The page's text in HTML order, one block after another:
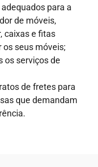
para a
de móveis,
caixas e fitas
os seus móveis;
os serviços de
de fretes para
que demandam